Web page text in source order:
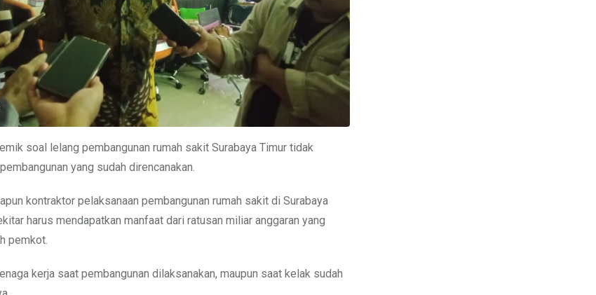
soal lelang pembangunan rumah sakit Surabaya Timur tidak
yang sudah direncanakan.
kontraktor pelaksanaan pembangunan rumah sakit di Surabaya
harus mendapatkan manfaat dari ratusan miliar anggaran yang
pemkot.
kerja saat pembangunan dilaksanakan, maupun saat kelak sudah